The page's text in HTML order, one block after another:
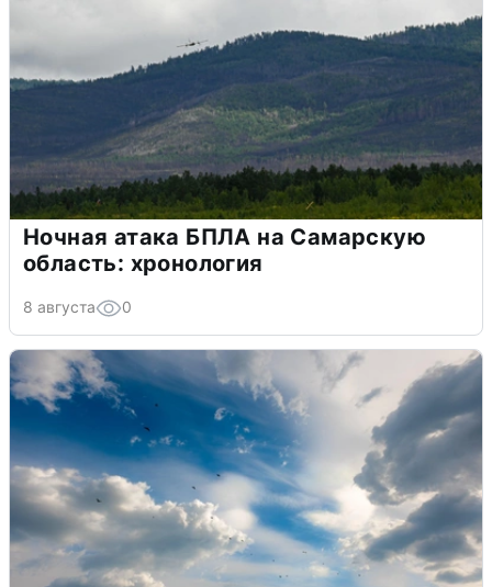
Ночная атака БПЛА на Самарскую
область: хронология
8 августа 0